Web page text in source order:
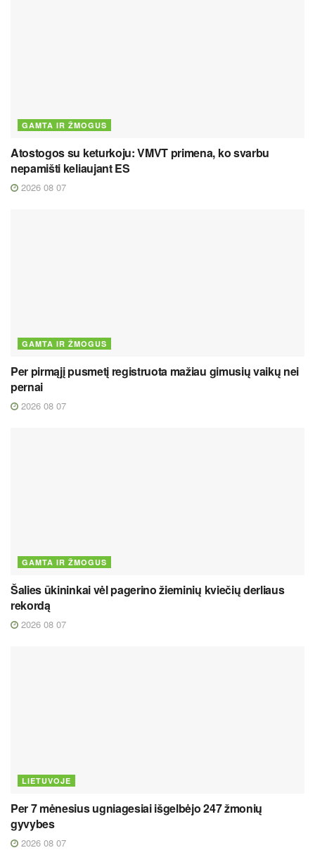
GAMTA IR ŽMOGUS
Atostogos su keturkoju: VMVT primena, ko svarbu
nepamišti keliaujant ES
2026 08 07
GAMTA IR ŽMOGUS
Per pirmąjį pusmetį registruota mažiau gimusių vaikų nei
pernai
2026 08 07
GAMTA IR ŽMOGUS
Šalies ūkininkai vėl pagerino žieminių kviečių derliaus
rekordą
2026 08 07
LIETUVOJE
Per 7 mėnesius ugniagesiai išgelbėjo 247 žmonių
gyvybes
2026 08 07